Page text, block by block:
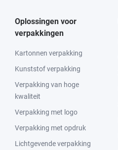
Oplossingen voor
verpakkingen
Kartonnen verpakking
Kunststof verpakking
Verpakking van hoge
kwaliteit
Verpakking met logo
Verpakking met opdruk
Lichtgevende verpakking